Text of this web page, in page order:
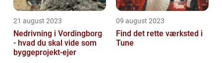
21 august 2023
Nedrivning i Vordingborg
- hvad du skal vide som
byggeprojekt-ejer
09 august 2023
Find det rette værksted i
Tune